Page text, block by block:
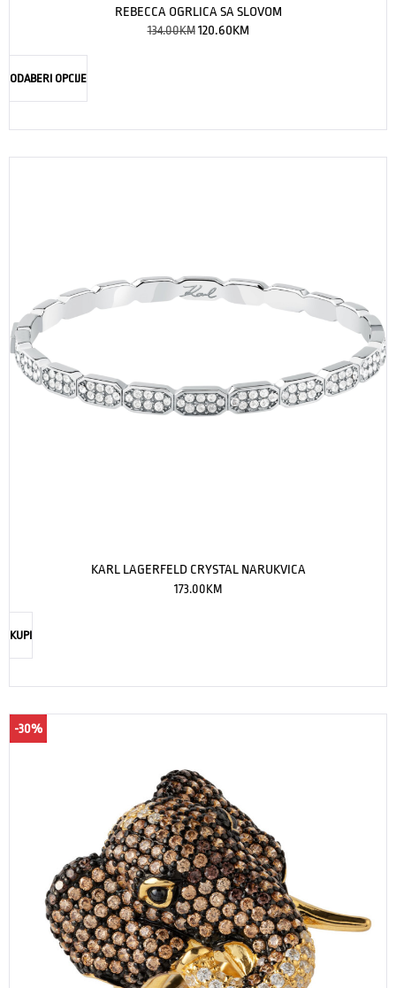
REBECCA OGRLICA SA SLOVOM
134.00KM 120.60KM
ODABERI OPCIJE
KARL LAGERFELD CRYSTAL NARUKVICA
173.00KM
KUPI
-30%